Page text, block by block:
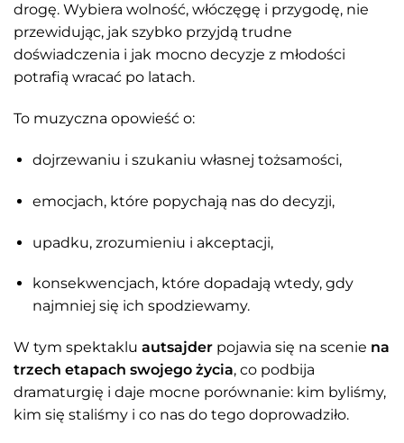
drogę. Wybiera wolność, włóczęgę i przygodę, nie
przewidując, jak szybko przyjdą trudne
doświadczenia i jak mocno decyzje z młodości
potrafią wracać po latach.
To muzyczna opowieść o:
dojrzewaniu i szukaniu własnej tożsamości,
emocjach, które popychają nas do decyzji,
upadku, zrozumieniu i akceptacji,
konsekwencjach, które dopadają wtedy, gdy
najmniej się ich spodziewamy.
W tym spektaklu autsajder pojawia się na scenie na
trzech etapach swojego życia, co podbija
dramaturgię i daje mocne porównanie: kim byliśmy,
kim się staliśmy i co nas do tego doprowadziło.